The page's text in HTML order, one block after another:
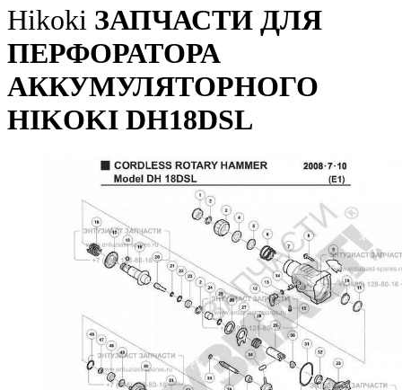
Hikoki ЗАПЧАСТИ ДЛЯ
ПЕРФОРАТОРА
АККУМУЛЯТОРНОГО
HIKOKI DH18DSL